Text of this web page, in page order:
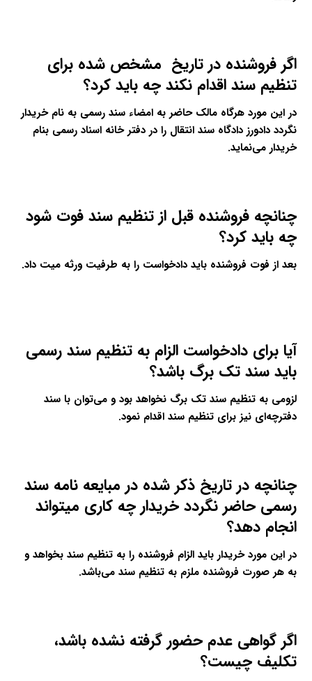
اگر فروشنده در تاریخ مشخص شده برای
تنظیم سند اقدام نکند چه باید کرد؟
در این مورد هرگاه مالک حاضر به امضاء سند رسمی به نام خریدار
نگردد دادورز دادگاه سند انتقال را در دفتر خانه اسناد رسمی بنام
خریدار می‌نماید.
چنانچه فروشنده قبل از تنظیم سند فوت شود
چه باید کرد؟
بعد از فوت فروشنده بایددادخواسترا به طرفیت ورثه میت داد.
آیا برایدادخواست الزام به تنظیم سند رسمی
باید سند تک ‌برگ باشد؟
لزومی به تنظیم سند تک ‌برگ نخواهد بود و می‌توان با سند
دفترچه‌ای نیز برای تنظیم سند اقدام نمود.
چنانچه در تاریخ ذکر شده در مبایعه ‌نامه سند
رسمی حاضر نگردد خریدار چه‌ کاری میتواند
انجام دهد؟
در این مورد خریدار باید الزام فروشنده را به تنظیم سند بخواهد و
به هر صورت فروشنده ملزم به تنظیم سند می‌باشد.
اگر گواهی عدم حضور گرفته نشده باشد،
تکلیف چیست؟